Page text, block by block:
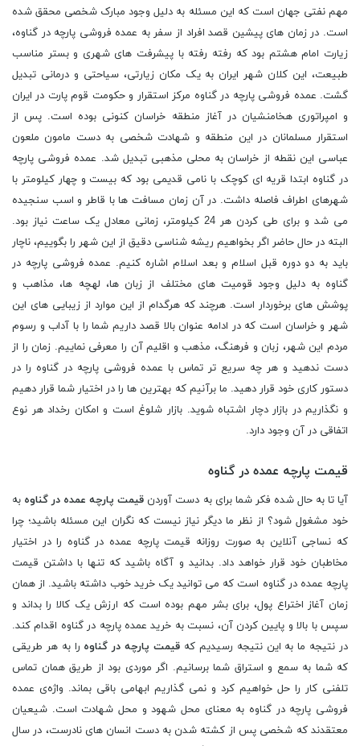
مهم نفتی جهان است که این مسئله به دلیل وجود مبارک شخصی محقق شده
است. در زمان های پیشین قصد افراد از سفر به عمده فروشی پارچه در گناوه،
زیارت امام هشتم بود که رفته رفته با پیشرفت های شهری و بستر مناسب
طبیعت، این کلان شهر ایران به یک مکان زیارتی، سیاحتی و درمانی تبدیل
گشت. عمده فروشی پارچه در گناوه مرکز استقرار و حکومت قوم پارت در ایران
و امپراتوری هخامنشیان در آغاز منطقه خراسان کنونی بوده است. پس از
استقرار مسلمانان در این منطقه و شهادت شخصی به دست مامون ملعون
عباسی این نقطه از خراسان به محلی مذهبی تبدیل شد. عمده فروشی پارچه
در گناوه ابتدا قریه ای کوچک با نامی قدیمی بود که بیست و چهار کیلومتر با
شهرهای اطراف فاصله داشت. در آن زمان مسافت ها با قاطر و اسب سنجیده
می شد و برای طی کردن هر 24 کیلومتر، زمانی معادل یک ساعت نیاز بود.
البته در حال حاضر اگر بخواهیم ریشه شناسی دقیق از این شهر را بگوییم، ناچار
باید به دو دوره قبل اسلام و بعد اسلام اشاره کنیم. عمده فروشی پارچه در
گناوه به دلیل وجود قومیت های مختلف از زبان ها، لهچه ها، مذاهب و
پوشش های برخوردار است. هرچند که هرگدام از این موارد از زیبایی های این
شهر و خراسان است که در ادامه عنوان بالا قصد داریم شما را با آداب و رسوم
مردم این شهر، زبان و فرهنگ، مذهب و اقلیم آن را معرفی نماییم. زمان را از
دست ندهید و هر چه سریع تر تماس با عمده فروشی پارچه در گناوه را در
دستور کاری خود قرار دهید. ما برآنیم که بهترین ها را در اختیار شما قرار دهیم
و نگذاریم در بازار دچار اشتباه شوید. بازار شلوغ است و امکان رخداد هر نوع
اتفاقی در آن وجود دارد.
قیمت پارچه عمده در گناوه
آیا تا به حال شده فکر شما برای به دست آوردن قیمت پارچه عمده در گناوه به
خود مشغول شود؟ از نظر ما دیگر نیاز نیست که نگران این مسئله باشید؛ چرا
که نساجی آنلاین به صورت روزانه قیمت پارچه عمده در گناوه را در اختیار
مخاطبان خود قرار خواهد داد. بدانید و آگاه باشید که تنها با داشتن قیمت
پارچه عمده در گناوه است که می توانید یک خرید خوب داشته باشید. از همان
زمان آغاز اختراع پول، برای بشر مهم بوده است که ارزش یک کالا را بداند و
سپس با بالا و پایین کردن آن، نسبت به خرید عمده پارچه در گناوه اقدام کند.
در نتیجه ما به این نتیجه رسیدیم که قیمت پارچه در گناوه را به هر طریقی
که شما به سمع و استراق شما برسانیم. اگر موردی بود از طریق همان تماس
تلفنی کار را حل خواهیم کرد و نمی گذاریم ابهامی باقی بماند. واژه‌ی عمده
فروشی پارچه در گناوه به معنای محل شهود و محل شهادت است. شیعیان
معتقدند که شخصی پس از کشته شدن به دست انسان های نادرست، در سال